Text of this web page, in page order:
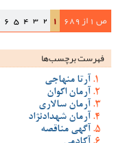
ص 1 از 689 1
2
3
4
5
6
فهرست برچسب‌ها
آرتا منهاجی
آرمان اکوان
آرمان سالاری
آرمان شهدادنژاد
آگهی مناقصه